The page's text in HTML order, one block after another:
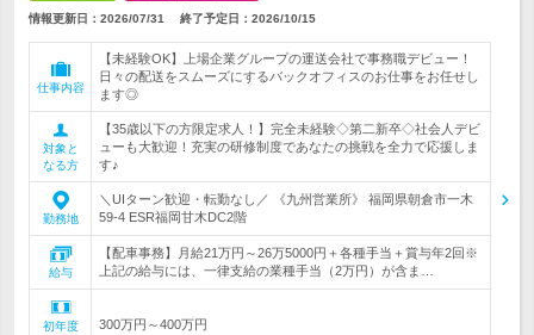
情報更新日：2026/07/31 終了予定日： 2026/10/15
仕事内容
【未経験OK】上場企業グループの運送会社で事務職デビュー！
日々の配送をスムーズにするバックオフィスのお仕事をお任せし
ます◎
対象と
なる方
【35歳以下の方限定求人！】完全未経験◇第二新卒◇社会人デビ
ューも大歓迎！充実の研修制度であなたの挑戦を全力で応援しま
す♪
勤務地
＼UIターン歓迎・転勤なし／ 《九州営業所》 福岡県朝倉市一木
59-4 ESR福岡甘木DC2階
給与
【配車事務】月給21万円～26万5000円＋各種手当＋賞与年2回※
上記の給与には、一律支給の業種手当（2万円）が含ま…
初年度
300万円～400万円